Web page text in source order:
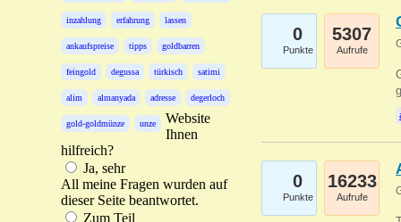
inzahlung erfahrung lassen
ankaufspreise tipps goldbarren
feingold degussa türkisch satimi
alim almanyada adresse degerloch
gold-goldmünze unze
Website
Ihnen
hilfreich?
Ja, sehr
All meine Fragen wurden auf
dieser Seite beantwortet.
Zum Teil
0
Punkte
5307
Aufrufe
0
Punkte
16233
Aufrufe